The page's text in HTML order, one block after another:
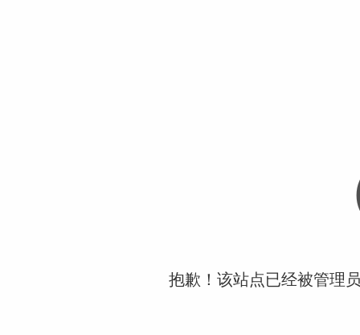
抱歉！该站点已经被管理